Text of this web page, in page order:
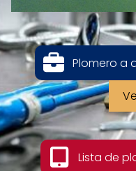
Plomero a
Lista de